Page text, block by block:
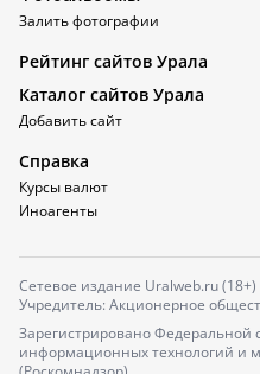
Залить фотографии
Рейтинг сайтов Урала
Каталог сайтов Урала
Добавить сайт
Справка
Курсы валют
Иноагенты
Сетевое издание Uralweb.ru (18+)
Учредитель: Акционерное
Зарегистрировано Федеральной
информационных технологий и